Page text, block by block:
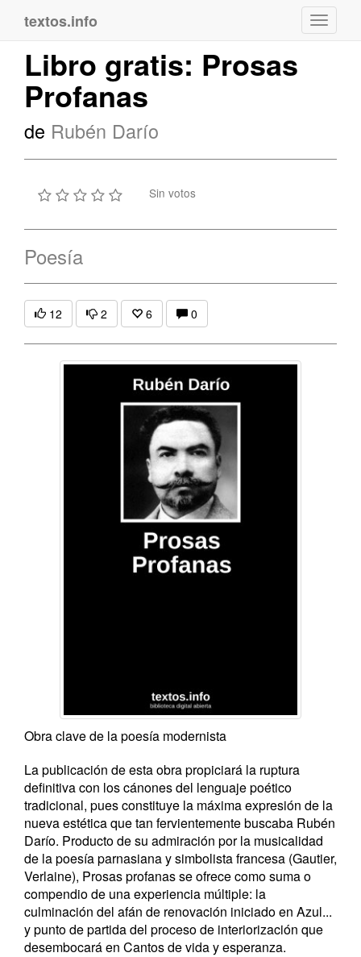
textos.info
Libro gratis: Prosas
Profanas
de Rubén Darío
Sin votos
Poesía
12 2 6 0
Obra clave de la poesía modernista
La publicación de esta obra propiciará la ruptura
definitiva con los cánones del lenguaje poético
tradicional, pues constituye la máxima expresión de la
nueva estética que tan fervientemente buscaba Rubén
Darío. Producto de su admiración por la musicalidad
de la poesía parnasiana y simbolista francesa (Gautier,
Verlaine), Prosas profanas se ofrece como suma o
compendio de una experiencia múltiple: la
culminación del afán de renovación iniciado en Azul...
y punto de partida del proceso de interiorización que
desembocará en Cantos de vida y esperanza.